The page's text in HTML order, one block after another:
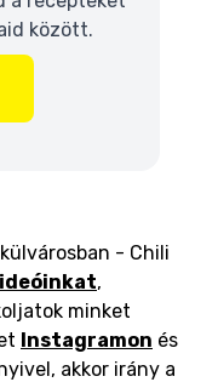
között.
- Chili
,
minket
Instagramon és
akkor irány a